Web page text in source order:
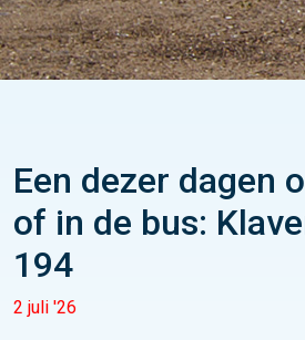
Een dezer dagen
of in de bus:
194
2 juli '26